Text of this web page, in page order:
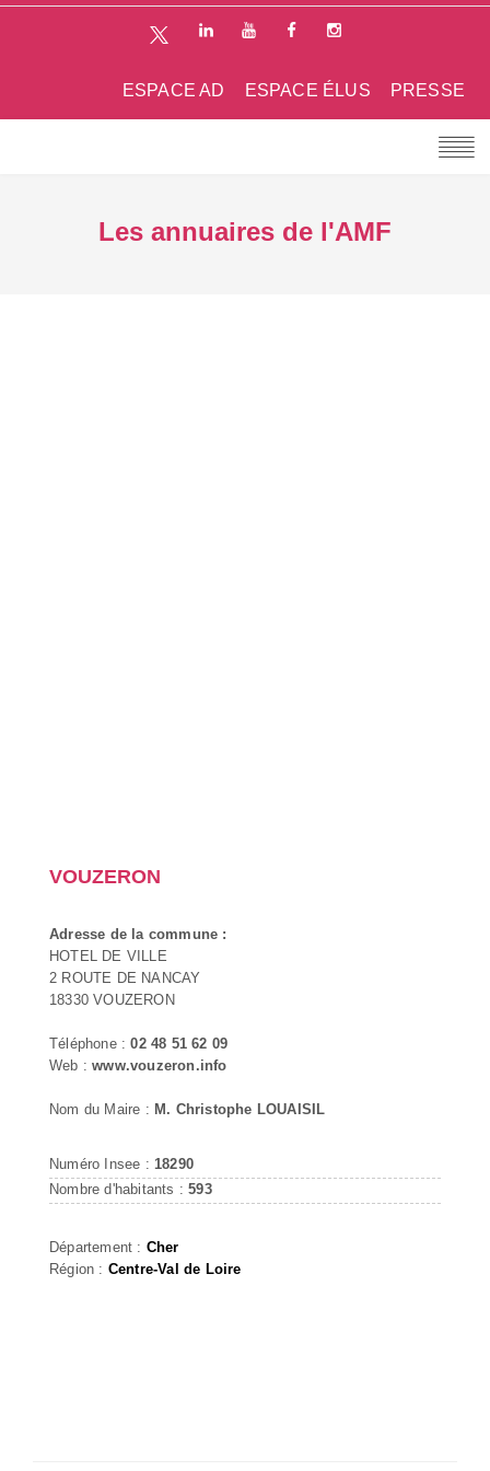
PRESSE
ESPACE ÉLUS
ESPACE AD
Les annuaires de l'AMF
VOUZERON
Adresse de la commune :
HOTEL DE VILLE
2 ROUTE DE NANCAY
18330 VOUZERON
Téléphone :02 48 51 62 09
Web :www.vouzeron.info
Nom du Maire : M. Christophe LOUAISIL
Numéro Insee : 18290
Nombre d'habitants :593
Département : Cher
Région : Centre-Val de Loire